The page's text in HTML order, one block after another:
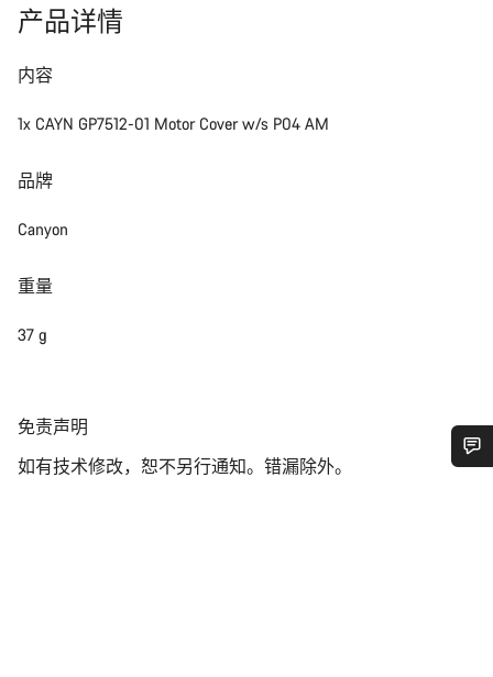
产品详情
内容
1x CAYN GP7512-01 Motor Cover w/s P04 AM
品牌
Canyon
重量
37 g
免
声
免责声明
如有技术修改，恕不另行通知。错漏除外。